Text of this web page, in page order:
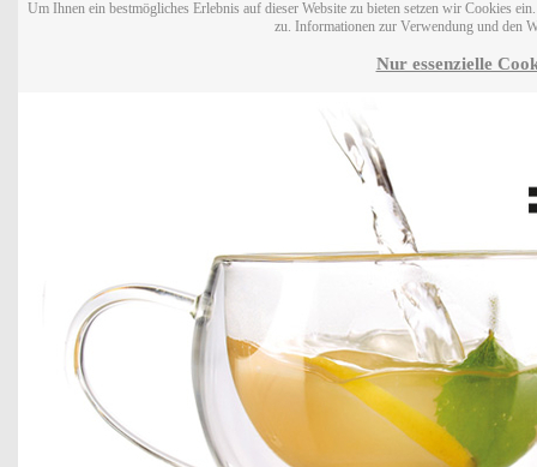
Um Ihnen ein bestmögliches Erlebnis auf dieser Website zu bieten setzen wir Cookies
zu. Informationen zur Verwendung und den
Nur essenzielle